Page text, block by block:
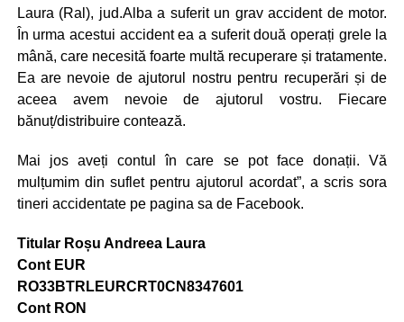
Laura (Ral), jud.Alba a suferit un grav accident de motor.
În urma acestui accident ea a suferit două operați grele la
mână, care necesită foarte multă recuperare și tratamente.
Ea are nevoie de ajutorul nostru pentru recuperări și de
aceea avem nevoie de ajutorul vostru. Fiecare
bănuț/distribuire contează.
Mai jos aveți contul în care se pot face donații. Vă
mulțumim din suflet pentru ajutorul acordat”, a scris sora
tineri accidentate pe pagina sa de Facebook.
Titular Roșu Andreea Laura
Cont EUR
RO33BTRLEURCRT0CN8347601
Cont RON